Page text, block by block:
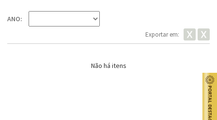
ANO:
Exportar em:
Não há itens